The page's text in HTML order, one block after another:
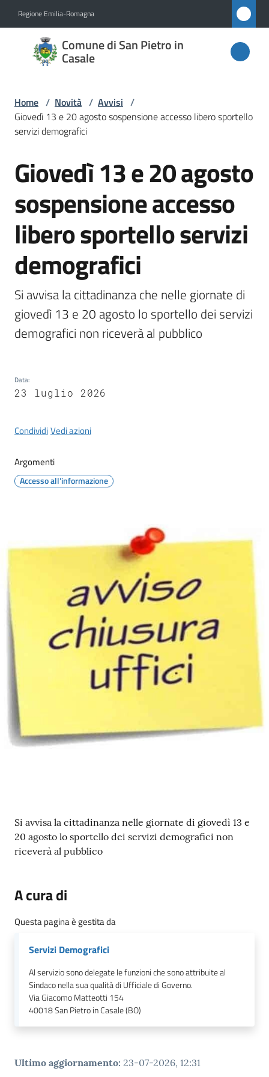
Regione Emilia-Romagna
Comune di San Pietro in
Casale
Comune
di San
in
Casale
Amministrazione
Novità
Menu selezionato
Servizi
Vivere
il
Comune
Trasparente
gli
Home / Novità / Avvisi /
Giovedì 13 e 20 agosto sospensione accesso libero sportello
servizi demografici
Salta al contenuto
Giovedì 13 e 20 agosto
sospensione accesso
libero sportello servizi
demografici
Si avvisa la cittadinanza che nelle giornate di
giovedì 13 e 20 agosto lo sportello dei servizi
demografici non riceverà al pubblico
Data:
23 luglio 2026
CondividiVedi azioni
Argomenti
Accesso all'informazione
Contenuto
Si avvisa la cittadinanza nelle giornate di giovedì 13 e
20 agosto lo sportello dei servizi demografici non
riceverà al pubblico
A cura di
Questa pagina è gestita da
Servizi Demografici
Al servizio sono delegate le funzioni che sono attribuite al
Sindaco nella sua qualità di Ufficiale di Governo.
Via Giacomo Matteotti 154
40018San Pietro in Casale (BO)
Ultimo aggiornamento: 23-07-2026, 12:31